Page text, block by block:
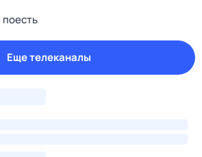
поесть
Еще телеканалы